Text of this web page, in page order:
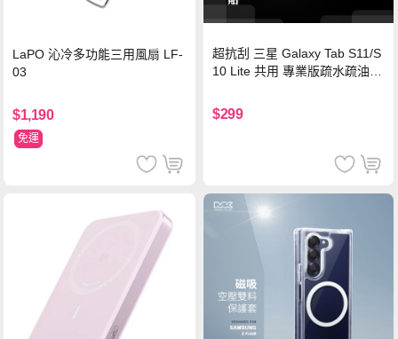
LaPO 沁冷多功能三用風扇 LF-
03
$1,190
免運
超抗刮 三星 Galaxy Tab S11/S
10 Lite 共用 專業版疏水疏油9
$299